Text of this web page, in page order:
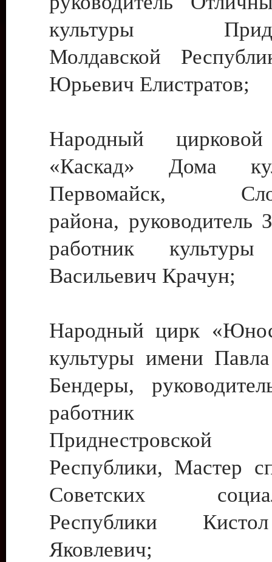
культуры
Молдавской
Юрьевич Елистратов;
Народный цирковой
«Каскад» Дома
Первомайск,
района, руководитель
работник культуры
Васильевич Крачун;
Народный цирк
культуры имени
Бендеры,
работник
Приднестровской
Республики, Мастер
Советских
Республики
Яковлевич;